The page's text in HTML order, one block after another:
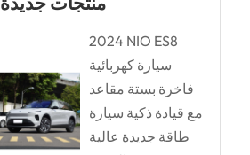
2024 NIO ES8
سيارة كهربائية
فاخرة بستة مقاعد
مع قيادة ذكية سيارة
طاقة جديدة عالية